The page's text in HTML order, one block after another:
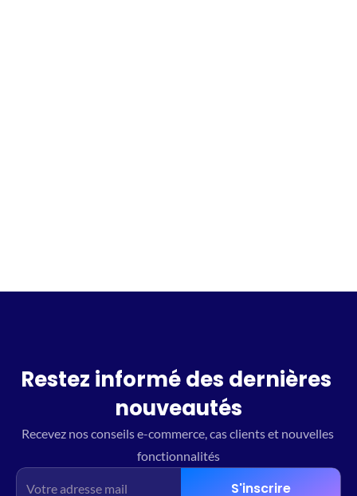
Restez informé des dernières
nouveautés
Recevez nos conseils e-commerce, cas clients et nouvelles
fonctionnalités
S'inscrire